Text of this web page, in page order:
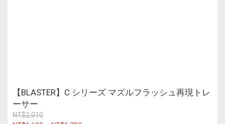
【BLASTER】C シリーズ マズルフラッシュ再現トレ
ーサー
NT$2,010